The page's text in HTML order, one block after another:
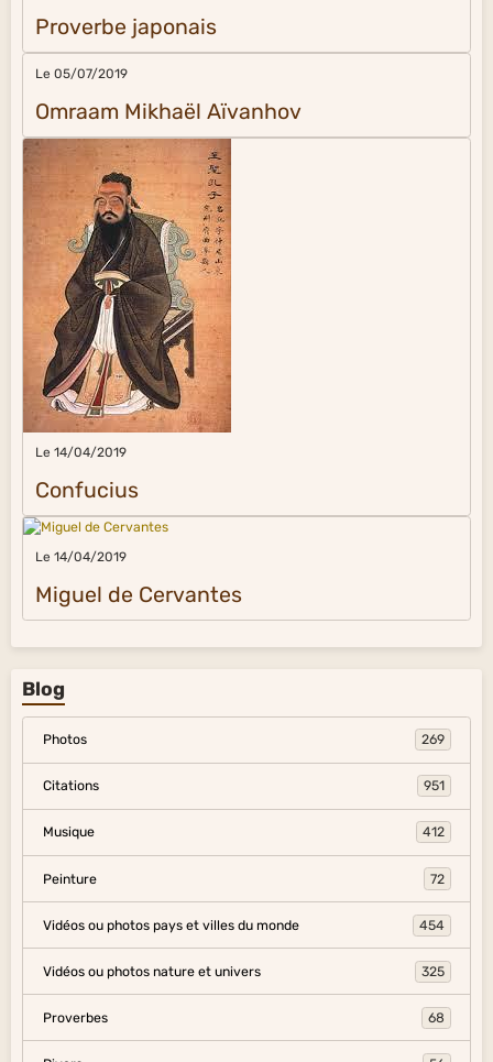
Proverbe japonais
Le 05/07/2019
Omraam Mikhaël Aïvanhov
Le 14/04/2019
Confucius
Le 14/04/2019
Miguel de Cervantes
Blog
Photos 269
Citations 951
Musique 412
Peinture 72
Vidéos ou photos pays et villes du monde 454
Vidéos ou photos nature et univers 325
Proverbes 68